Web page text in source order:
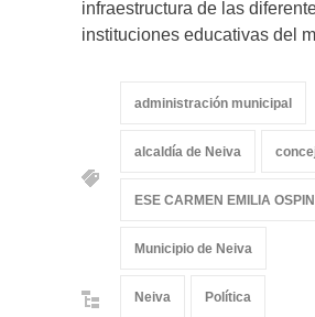
infraestructura de las
instituciones educativas del
administración municipal
alcaldía de Neiva
ESE CARMEN EMILIA
Municipio de Neiva
Neiva Política